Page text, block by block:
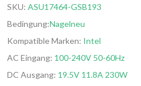
SKU: ASU17464-GSB193
Bedingung:Nagelneu
Kompatible Marken: Intel
AC Eingang: 100-240V 50-60Hz
DC Ausgang: 19.5V 11.8A 230W